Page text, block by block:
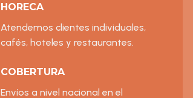
HORECA
Atendemos clientes individuales,
cafés, hoteles y restaurantes.
COBERTURA
Envíos a nivel nacional en el